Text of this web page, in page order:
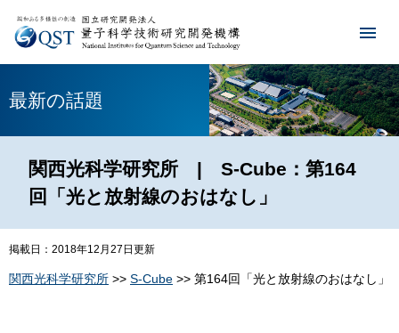
最新の話題
関西光科学研究所 | S-Cube：第164
回「光と放射線のおはなし」
掲載日：2018年12月27日更新
関西光科学研究所 >> S-Cube >> 第164回「光と放射線のおはなし」